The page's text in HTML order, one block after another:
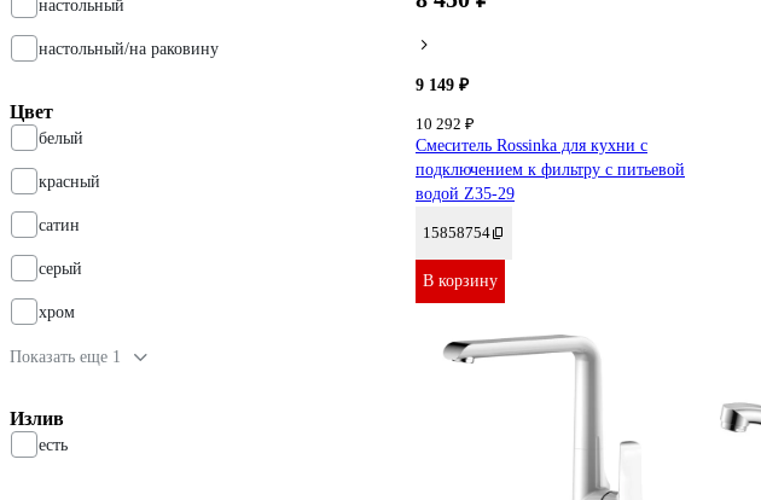
настольный
настольный/на раковину
Цвет
белый
красный
сатин
серый
хром
Показать еще 1
Излив
есть
9 149 ₽
10 292 ₽
Смеситель Rossinka для кухни с
подключением к фильтру с питьевой
водой Z35-29
15858754
В корзину